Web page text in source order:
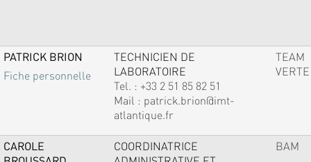
PATRICK BRION
Fiche personnelle
TECHNICIEN DE
LABORATOIRE
Tel. : +33 2 51 85 82 51
Mail : patrick.brion@imt-
atlantique.fr
TEAM
VERTE
CAROLE
COORDINATRICE
BAM